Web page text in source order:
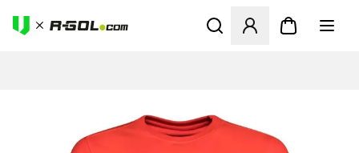
Otvorí modál na